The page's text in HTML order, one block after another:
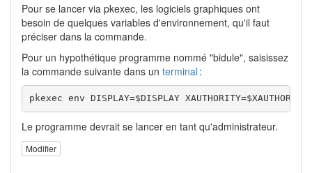
Pour se lancer via pkexec, les logiciels graphiques ont
besoin de quelques variables d'environnement, qu'il faut
préciser dans la commande.
Pour un hypothétique programme nommé "bidule", saisissez
la commande suivante dans un terminal :
pkexec env DISPLAY=$DISPLAY
Le programme devrait se lancer en tant qu'administrateur.
Modifier